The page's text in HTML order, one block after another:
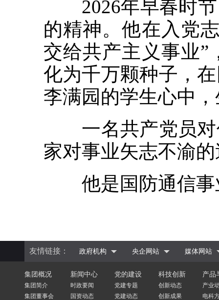
2026年早春时节
的精神。他在入党
交给共产主义事业”
化为千万颗种子，
李满园的学生心中
一名共产党员对
家对事业矢志不渝
他是国防通信事
友情链接： 政府机构 央企网站 媒体网站
集团概况
集团简介
集团董事会
新闻中心
时政要闻
国资动态
党的建设
党建专题
党建动态
科技创新
创新动态
创新成果
产品
产业
电科